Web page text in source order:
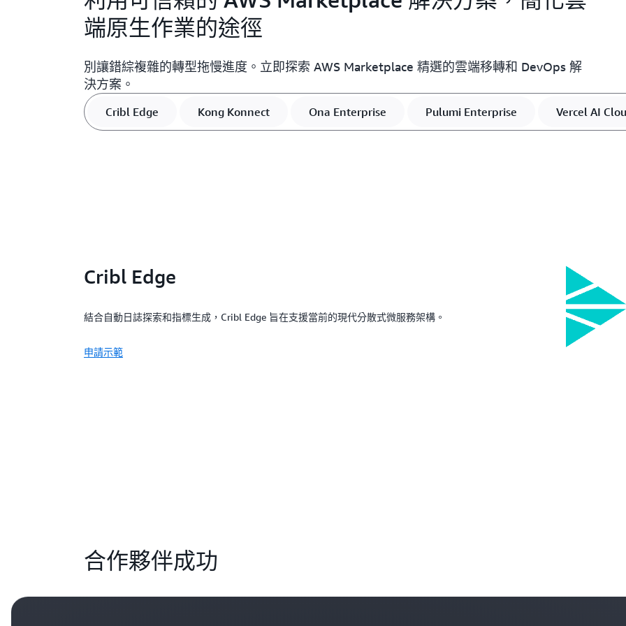
端原生作業的途徑
別讓錯綜複雜的轉型拖慢進度。立即探索 AWS Marketplace 精選的雲端移轉和 DevOps 解
決方案。
Cribl Edge Kong Konnect Ona Enterprise Pulumi Enterprise Vercel AI
Cribl Edge
結合自動日誌探索和指標生成，Cribl Edge 旨在支援當前的現代分散式微服務架構。
申請示範
合作夥伴成功